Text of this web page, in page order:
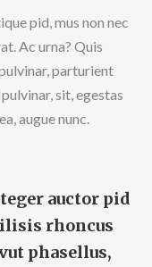
pid, mus non nec
Ac urna? Quis
parturient
sit, egestas
augue nunc.
auctor pid
rhoncus
phasellus,